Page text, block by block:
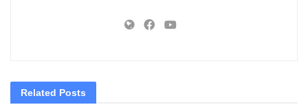
Related Posts